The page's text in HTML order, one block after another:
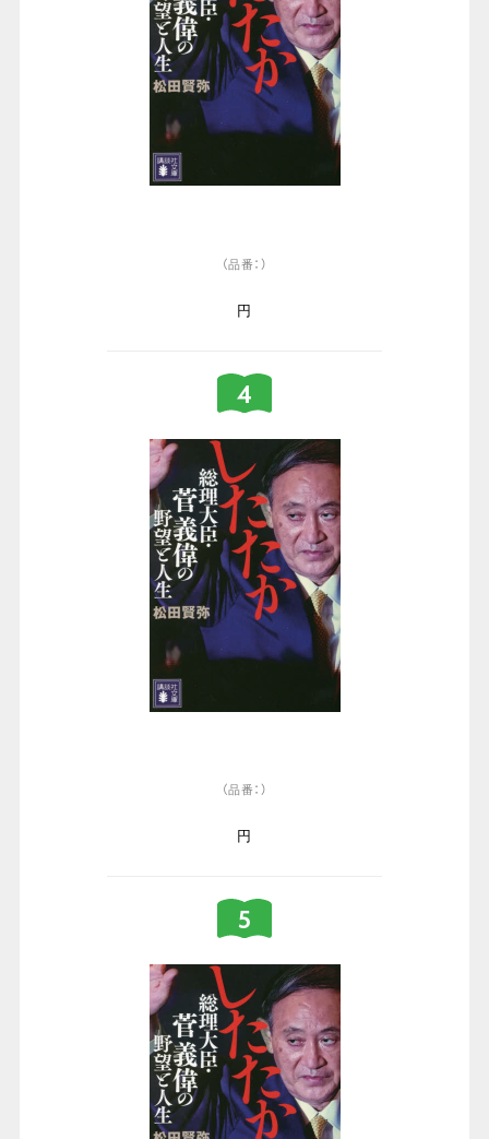
（品番：）
円
（品番：）
円